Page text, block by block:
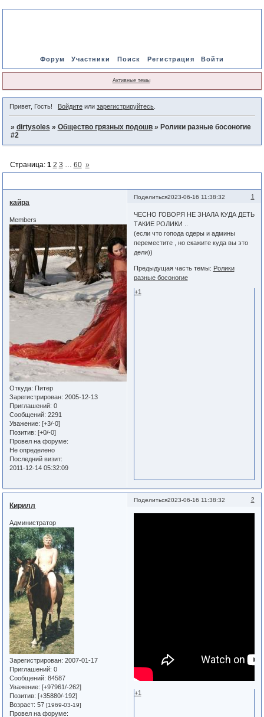
Форум Участники Поиск Регистрация Войти
Активные темы
Привет, Гость! Войдитеили зарегистрируйтесь.
» dirtysoles » Общество грязных подошв » Ролики разные босоногие
#2
Страница: 1 2 3 … 60 »
Поделиться 1
2023-06-16 11:38:32
кайра
Members
Откуда: Питер
Зарегистрирован: 2005-12-13
Приглашений: 0
Сообщений: 2291
Уважение: [+3/-0]
Позитив: [+0/-0]
Провел на форуме:
Не определено
Последний визит:
2011-12-14 05:32:09
ЧЕСНО ГОВОРЯ НЕ ЗНАЛА КУДА ДЕТЬ
ТАКИЕ РОЛИКИ ..
(если что гопода одеры и админы
переместите , но скажите куда вы это
дели))
Предыдущая часть темы: Ролики
разные босоногие
+1
Поделиться 2
2023-06-16 11:38:32
Кирилл
Администратор
Зарегистрирован: 2007-01-17
Приглашений: 0
Сообщений: 84587
Уважение: [+97961/-262]
Позитив: [+35880/-192]
Возраст: 57[1969-03-19]
Провел на форуме:
+1